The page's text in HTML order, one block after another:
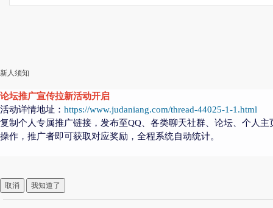
新人须知
论坛推广宣传拉新活动开启
活动详情地址： https://www.judaniang.com/thread-44025-1-1.html
复制个人专属推广链接，发布至QQ、各类聊天社群、论坛、个人
操作，推广者即可获取对应奖励，全程系统自动统计。
取消 我知道了